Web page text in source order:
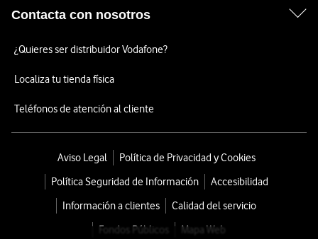
Contacta con nosotros
¿Quieres ser distribuidor Vodafone?
Localiza tu tienda física
Teléfonos de atención al cliente
Aviso Legal
Política de Privacidad y Cookies
Política Seguridad de Información
Accesibilidad
Información a clientes
Calidad del servicio
Fondos Públicos
Mapa Web